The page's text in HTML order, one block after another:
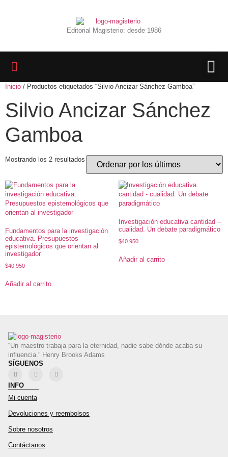
Editorial Magisterio: desde 1986
Inicio / Productos etiquetados “Silvio Ancizar Sánchez Gamboa”
Silvio Ancizar Sánchez
Gamboa
Mostrando los 2 resultados
Fundamentos para la investigación
educativa. Presupuestos
epistemológicos que orientan al
investigador
$40.950
Añadir al carrito
Investigación educativa cantidad –
cualidad. Un debate paradigmático
$40.950
Añadir al carrito
“Un maestro trabaja para la eternidad, nadie sabe dónde acaba su
influencia.” Henry Brooks Adams
SÍGUENOS
INFO
Mi cuenta
Devoluciones y reembolsos
Sobre nosotros
Contáctanos